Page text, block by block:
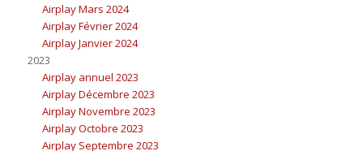
Airplay Mars 2024
Airplay Février 2024
Airplay Janvier 2024
2023
Airplay annuel 2023
Airplay Décembre 2023
Airplay Novembre 2023
Airplay Octobre 2023
Airplay Septembre 2023